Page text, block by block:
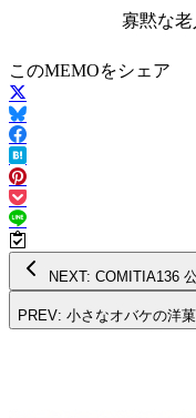
寡黙な
このMEMOをシェア
NEXT:
PREV: 小さなオバケの洋